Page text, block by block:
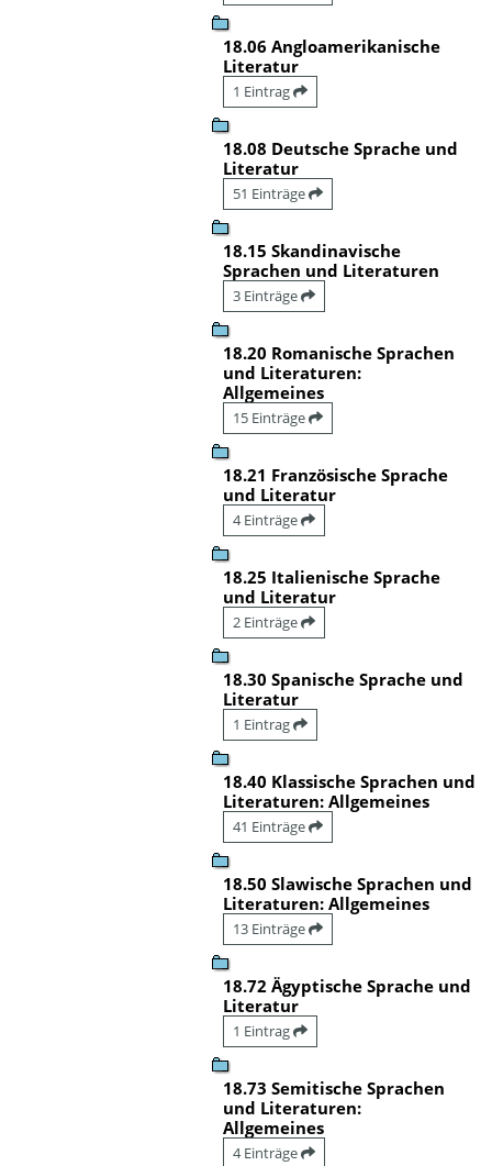
18.06 Angloamerikanische
Literatur
1 Eintrag
18.08 Deutsche Sprache und
Literatur
51 Einträge
18.15 Skandinavische
Sprachen und Literaturen
3 Einträge
18.20 Romanische Sprachen
und Literaturen:
Allgemeines
15 Einträge
18.21 Französische Sprache
und Literatur
4 Einträge
18.25 Italienische Sprache
und Literatur
2 Einträge
18.30 Spanische Sprache und
Literatur
1 Eintrag
18.40 Klassische Sprachen und
Literaturen: Allgemeines
41 Einträge
18.50 Slawische Sprachen und
Literaturen: Allgemeines
13 Einträge
18.72 Ägyptische Sprache und
Literatur
1 Eintrag
18.73 Semitische Sprachen
und Literaturen:
Allgemeines
4 Einträge